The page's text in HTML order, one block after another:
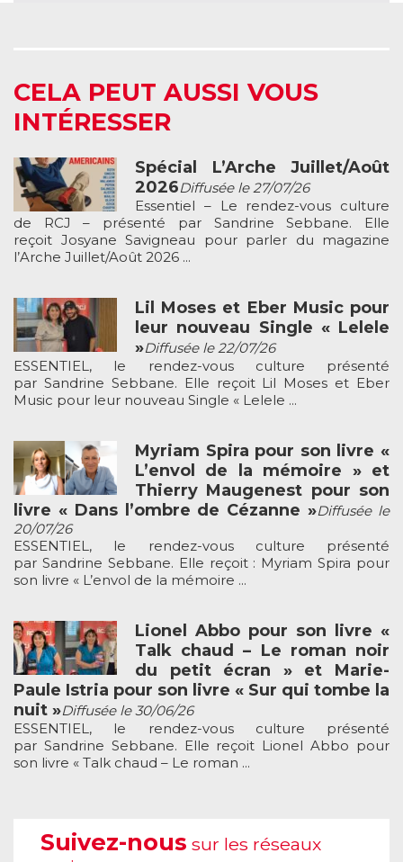
CELA PEUT AUSSI VOUS
INTÉRESSER
Spécial L’Arche Juillet/Août
2026Diffusée le 27/07/26
Essentiel – Le rendez-vous culture
de RCJ – présenté par Sandrine Sebbane. Elle
reçoit Josyane Savigneau pour parler du magazine
l’Arche Juillet/Août 2026 ...
Lil Moses et Eber Music pour
leur nouveau Single « Lelele
»Diffusée le 22/07/26
ESSENTIEL, le rendez-vous culture présenté
par Sandrine Sebbane. Elle reçoit Lil Moses et Eber
Music pour leur nouveau Single « Lelele ...
Myriam Spira pour son livre «
L’envol de la mémoire » et
Thierry Maugenest pour son
livre « Dans l’ombre de Cézanne »Diffusée le
20/07/26
ESSENTIEL, le rendez-vous culture présenté
par Sandrine Sebbane. Elle reçoit : Myriam Spira pour
son livre « L’envol de la mémoire ...
Lionel Abbo pour son livre «
Talk chaud – Le roman noir
du petit écran » et Marie-
Paule Istria pour son livre « Sur qui tombe la
nuit »Diffusée le 30/06/26
ESSENTIEL, le rendez-vous culture présenté
par Sandrine Sebbane. Elle reçoit Lionel Abbo pour
son livre « Talk chaud – Le roman ...
Suivez-nous sur les réseaux